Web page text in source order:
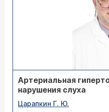
Артериальная
нарушения слуха
Царапкин Г. Ю.